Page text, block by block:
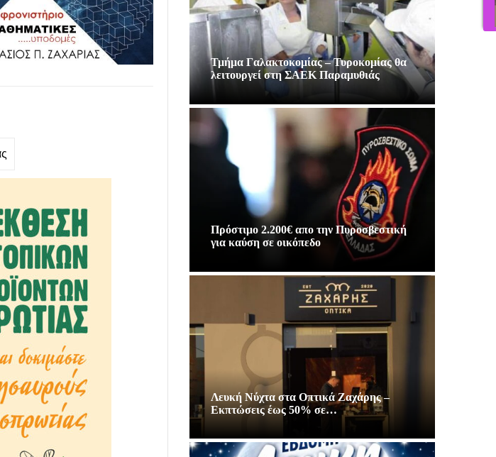
Τμήμα Γαλακτοκομίας – Τυροκομίας θα
λειτουργεί στη ΣΑΕΚ Παραμυθιάς
Πρόστιμο 2.200€ απο την Πυροσβεστική
για καύση σε οικόπεδο
Λευκή Νύχτα στα Οπτικά Ζαχάρης –
Εκπτώσεις έως 50% σε…